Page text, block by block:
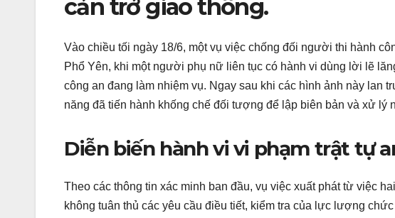
cản trở giao thông.
Vào chiều tối ngày 18/6, một vụ việc chống đối người thi hành
Phổ Yên, khi một người phụ nữ liên tục có hành vi dùng lời lẽ
công an đang làm nhiệm vụ. Ngay sau khi các hình ảnh này lan
năng đã tiến hành khống chế đối tượng để lập biên bản và xử lý
Diễn biến hành vi vi phạm trật tự
Theo các thông tin xác minh ban đầu, vụ việc xuất phát từ việc
không tuân thủ các yêu cầu điều tiết, kiểm tra của lực lượng